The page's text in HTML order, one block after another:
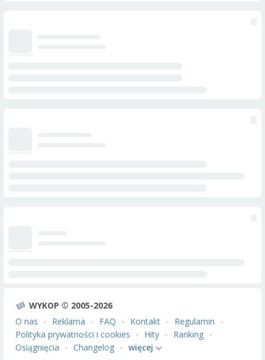
WYKOP © 2005-2026
O nas
Reklama FAQ Kontakt
Regulamin
Polityka prywatności i cookies
Hity
Ranking
Osiągnięcia
Changelog więcej